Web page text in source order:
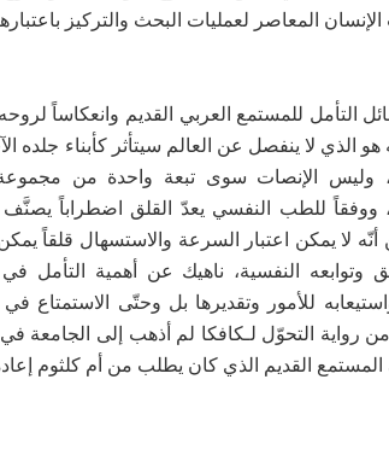
المعاصر لعمليات البحث والتركيز
التأمل للمستمع العربي القديم وانعكاساً
الذي لا ينفصل عن العالم سيتأثر كأبناء جلده
وليس الإنصات سوى تبعة واحدة من مجموعة
ووفقاً للطب النفسي يعدّ القلق اضطراباً
لا يمكن اعتبار السرعة والاستسهال قلقاً
النفسية، ناهيك عن أهمية التأمل في
للأمور وتقديرها بل وحتّى الاستمتاع
رواية التحوّل لـكافكا لم أذهب إلى الجامعة
القديم الذي كان يطلب من أم كلثوم